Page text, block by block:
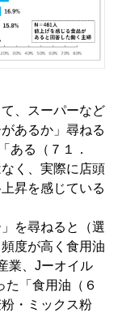
、スーパーなど
あるか」尋ねる
ある（７１．
く、実際に店頭
昇を感じている
を尋ねると（選
度が高く食用油
業、Jーオイル
た「食用油（６
・ミックス粉